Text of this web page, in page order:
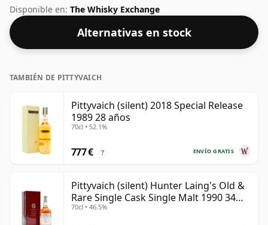
en barricas de roble. Con 51,4% ABV, este contenido de
alcohol es más que aceptable. Embotellado en el
tamaño estándar de 70 cl.
Disponible en: The Whisky Exchange
Alternativas en stock
TAMBIÉN DE PITTYVAICH
Pittyvaich (silent) 2018 Special Release
1989 28 años
70cl • 52.1%
ENVÍO GRATIS
777 € ?
Pittyvaich (silent) Hunter Laing's Old &
Rare Single Cask Single Malt 1990 34
años
70cl • 46.5%